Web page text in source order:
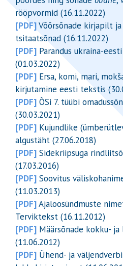
rööpvormid (16.11.2022)
[PDF]Võõrsõnade kirjapilt
tsitaatsõnad (16.11.2022)
[PDF] Parandus ukraina-
(01.03.2022)
[PDF] Ersa, komi, mari,
kirjutamine eesti tekstis
[PDF] ÕSi 7. tüübi
(30.03.2021)
[PDF] Kujundlike
algustäht (27.06.2018)
[PDF] Sidekriipsuga
(17.03.2016)
[PDF] Soovitus
(11.03.2013)
[PDF]Ajaloosündmuste
Terviktekst (16.11.2012)
[PDF] Määrsõnade kokku-
(11.06.2012)
[PDF] Ühend- ja